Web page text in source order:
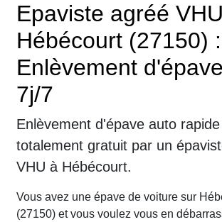
Epaviste agréé VHU
Hébécourt (27150) :
Enlèvement
7j/7
Enlèvement d'épave auto
totalement gratuit par un
VHU à Hébécourt.
Vous avez une épave de voiture sur
(27150) et vous voulez vous en